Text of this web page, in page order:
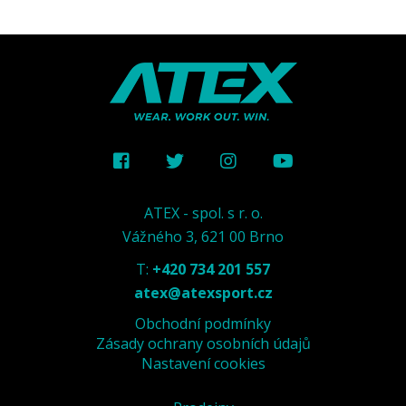
ATEX - spol. s r. o.
Vážného 3, 621 00 Brno
T: +420 734 201 557
atex@atexsport.cz
Obchodní podmínky
Zásady ochrany osobních údajů
Nastavení cookies